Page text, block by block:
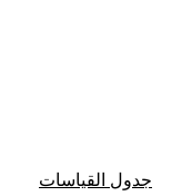
جدول القياسات